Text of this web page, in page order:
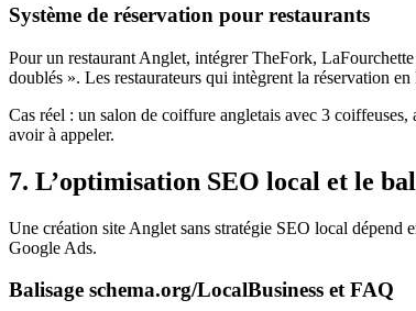
Système de réservation pour restaurants
Pour un restaurant Anglet, intégrer TheFork,
doublés ». Les restaurateurs qui intègrent la réservation
Cas réel : un salon de coiffure angletais avec 3
avoir à appeler.
7. L’optimisation SEO local et le
Une création site Anglet sans stratégie SEO local dépend
Google Ads.
Balisage schema.org/LocalBusiness et FAQ